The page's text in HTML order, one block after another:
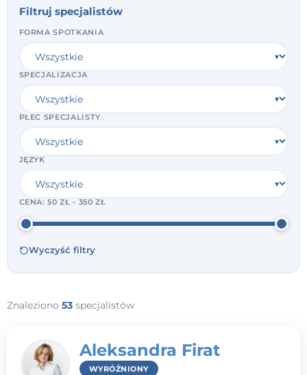
Filtruj specjalistów
FORMA SPOTKANIA
SPECJALIZACJA
PŁEĆ SPECJALISTY
JĘZYK
CENA:50 ZŁ - 350 ZŁ
Wyczyść filtry
Znaleziono 53 specjalistów
Aleksandra Firat
WYRÓŻNIONY